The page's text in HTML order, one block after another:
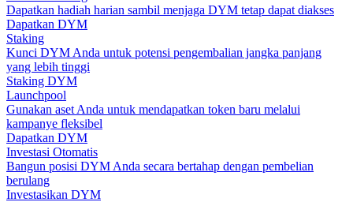
Dapatkan hadiah harian sambil menjaga DYM tetap dapat diakses
Dapatkan DYM
Staking
Kunci DYM Anda untuk potensi pengembalian jangka panjang
yang lebih tinggi
Staking DYM
Launchpool
Gunakan aset Anda untuk mendapatkan token baru melalui
kampanye fleksibel
Dapatkan DYM
Investasi Otomatis
Bangun posisi DYM Anda secara bertahap dengan pembelian
berulang
Investasikan DYM